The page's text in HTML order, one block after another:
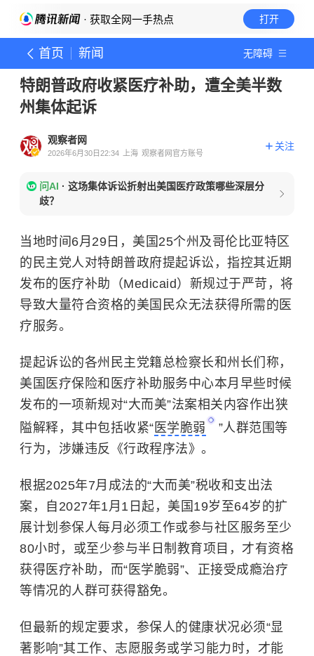
· 获取全网一手热点 打开
首页 新闻 无障碍
特朗普政府收紧医疗补助，遭全美半数
州集体起诉
观察者网
2026年6月30日22:34 上海 观察者网官方账号
关注
问AI · 这场集体诉讼折射出美国医疗政策哪些深层分
歧？
当地时间6月29日，美国25个州及哥伦比亚特区
的民主党人对特朗普政府提起诉讼，指控其近期
发布的医疗补助（Medicaid）新规过于严苛，将
导致大量符合资格的美国民众无法获得所需的医
疗服务。
提起诉讼的各州民主党籍总检察长和州长们称，
美国医疗保险和医疗补助服务中心本月早些时候
发布的一项新规对“大而美”法案相关内容作出狭
隘解释，其中包括收紧“ 医学脆弱
”人群范围等
行为，涉嫌违反《行政程序法》。
根据2025年7月成法的“大而美”税收和支出法
案，自2027年1月1日起，美国19岁至64岁的扩
展计划参保人每月必须工作或参与社区服务至少
80小时，或至少参与半日制教育项目，才有资格
获得医疗补助，而“医学脆弱”、正接受成瘾治疗
等情况的人群可获得豁免。
但最新的规定要求，参保人的健康状况必须“显
著影响”其工作、志愿服务或学习能力时，才能